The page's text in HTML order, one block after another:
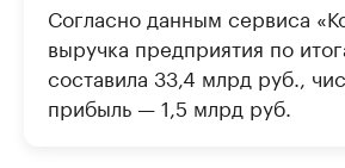
Согласно данным сервиса
выручка предприятия по
составила 33,4 млрд руб.,
прибыль — 1,5 млрд руб.